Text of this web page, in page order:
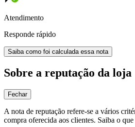
Atendimento
Responde rápido
Saiba como foi calculada essa nota
Sobre a reputação da loja
Fechar
A nota de reputação refere-se a vários
compra oferecida aos clientes. Saiba o